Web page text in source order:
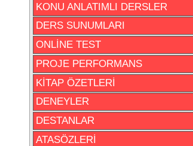
KONU ANLATIMLI DERSLER
DERS SUNUMLARI
ONLİNE TEST
PROJE PERFORMANS
KİTAP ÖZETLERİ
DENEYLER
DESTANLAR
ATASÖZLERİ